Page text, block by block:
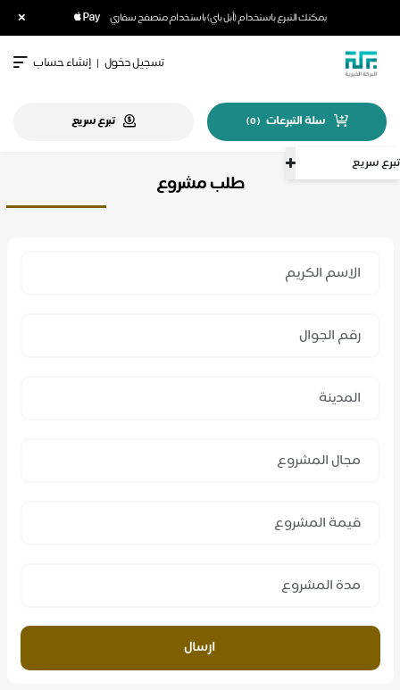
يمكنك التبرع باستخدام (أبل باي) باستخدام متصفح سفاري ×
تبرع سريع
تسجيل دخول | إنشاء حساب
سلة التبرعات (
0
) تبرع سريع
طلب مشروع
ارسال